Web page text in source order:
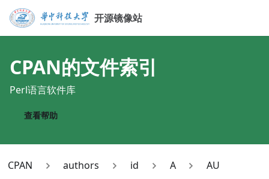
开源镜像站
CPAN的文件索引
Perl语言软件库
查看帮助
CPAN authors id A AU